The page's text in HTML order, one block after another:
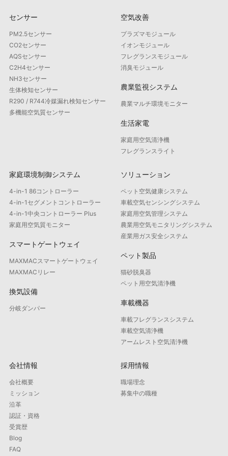
センサー
PM2.5センサー
CO2センサー
AQSセンサー
C2H4センサー
NH3センサー
生体検知センサー
R290 / R744冷媒漏れ検知センサー
多機能空気質センサー
空気改善
プラズマモジュール
イオンモジュール
フレグランスモジュール
消臭モジュール
農業監視システム
農業マルチ環境モニター
生活家電
家庭用空気清浄機
フレグランスライト
家庭環境制御システム
4-in-1 86コントローラー
4-in-1セグメントコントローラー
4-in-1中央コントローラー Plus
家庭用空気質モニター
スマートゲートウェイ
MAXMACスマートゲートウェイ
MAXMACリレー
換気設備
分岐ダンパー
ソリューション
ペット空気健康システム
車載空気センシングシステム
家庭用空気管理システム
農業用空気モニタリングシステム
産業用ガス安全システム
ペット製品
猫砂脱臭器
ペット用空気清浄機
車載機器
車載フレグランスシステム
車載空気清浄機
アームレスト空気清浄機
会社情報
会社概要
ミッション
沿革
認証・資格
受賞歴
Blog
FAQ
採用情報
職場理念
募集中の職種